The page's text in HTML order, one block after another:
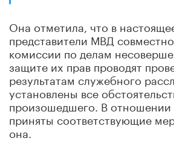
Она отметила, что в
представители МВД
комиссии по делам
защите их прав проводят
результатам служебного
установлены все
произошедшего. В отношении
приняты соответствующие
она.